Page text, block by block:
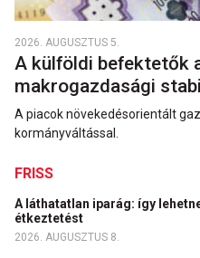
2026. AUGUSZTUS 5.
A külföldi befektetők
makrogazdasági
A piacok növekedésorientált
kormányváltással.
FRISS
A láthatatlan iparág: így
étkeztetést
2026. AUGUSZTUS 8.